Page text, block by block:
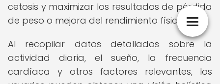
cetosis y maximizar los resultados de pérdida
de peso o mejora del rendimiento físico.
Al recopilar datos detallados sobre la
actividad diaria, el sueño, la frecuencia
cardíaca y otros factores relevantes, los